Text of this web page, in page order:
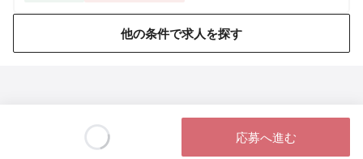
秋田県秋田市広面字大巻59
医療施設型ホスピス 医心館菊名
神奈川県横浜市港北区菊名六丁目20-42
他の条件で求人を探す
応募へ進む